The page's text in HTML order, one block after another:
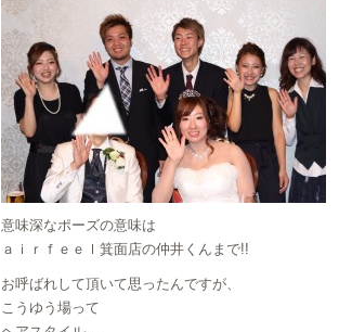
意味深なポーズの意味は
ａｉｒｆｅｅｌ箕面店の仲井くんまで!!
お呼ばれして頂いて思ったんですが、
こうゆう場って